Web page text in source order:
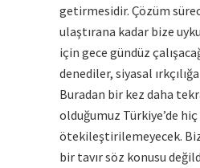
getirmesidir. Çözüm
ulaştırana kadar bize
için gece gündüz
denediler, siyasal
Buradan bir kez daha
olduğumuz Türkiye’de
ötekileştirilemeyecek.
bir tavır söz konusu